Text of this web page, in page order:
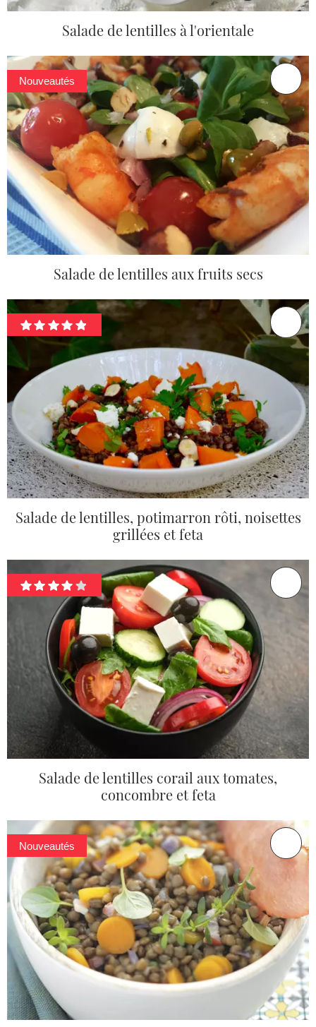
Salade de lentilles à l'orientale
Nouveautés
Salade de lentilles aux fruits secs
Salade de lentilles, potimarron rôti, noisettes
grillées et feta
Salade de lentilles corail aux tomates,
concombre et feta
Nouveautés